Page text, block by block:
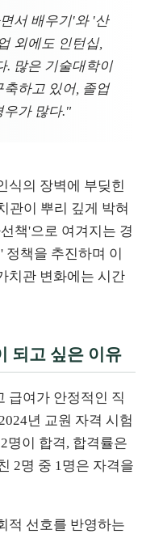
서 배우기'와 '산
외에도 인턴십,
. 많은 기술대학이
하고 있어, 졸업
우가 많다."
식의 장벽에 부딪힌
관이 뿌리 깊게 박혀
책'으로 여겨지는 경
책을 추진하며 이
치관 변화에는 시간
되고 싶은 이유
급여가 안정적인 직
년 교원 자격 시험
명이 합격, 합격률은
2명 중 1명은 자격을
적 선호를 반영하는